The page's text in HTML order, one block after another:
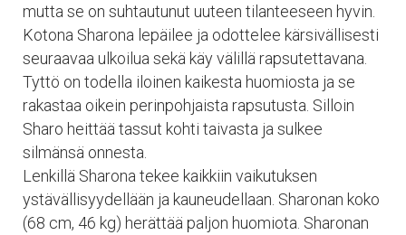
mutta se on suhtautunut uuteen tilanteeseen hyvin.
Kotona Sharona lepäilee ja odottelee kärsivällisesti
seuraavaa ulkoilua sekä käy välillä rapsutettavana.
Tyttö on todella iloinen kaikesta huomiosta ja se
rakastaa oikein perinpohjaista rapsutusta. Silloin
Sharo heittää tassut kohti taivasta ja sulkee
silmänsä onnesta.
Lenkillä Sharona tekee kaikkiin vaikutuksen
ystävällisyydellään ja kauneudellaan. Sharonan koko
(68 cm, 46 kg) herättää paljon huomiota. Sharonan